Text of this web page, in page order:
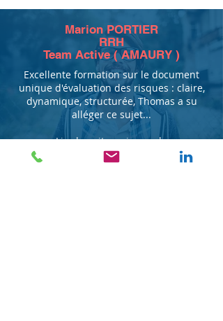
Marion PORTIER
RRH
Team Active ( AMAURY )
Excellente formation sur le document
unique d'évaluation des risques : claire,
dynamique, structurée, Thomas a su
alléger ce sujet...
Lire la suite:avis google